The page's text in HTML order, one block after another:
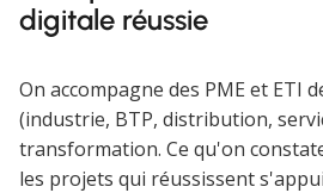
digitale réussie
On accompagne des PME et ETI
(industrie, BTP, distribution,
transformation. Ce qu'on
les projets qui réussissent